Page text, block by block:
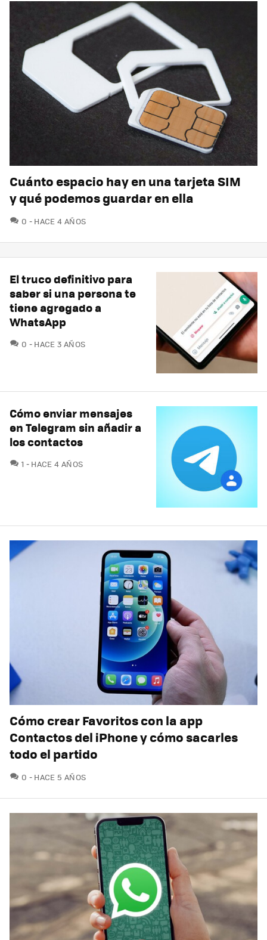
Cuánto espacio hay en una tarjeta SIM
y qué podemos guardar en ella
0 COMENTARIOS
HACE 4 AÑOS
El truco definitivo para
saber si una persona te
tiene agregado a
WhatsApp
0 COMENTARIOS
HACE 3 AÑOS
Cómo enviar mensajes
en Telegram sin añadir a
los contactos
1 COMENTARIOS
HACE 4 AÑOS
Cómo crear Favoritos con la app
Contactos del iPhone y cómo sacarles
todo el partido
0 COMENTARIOS
HACE 5 AÑOS